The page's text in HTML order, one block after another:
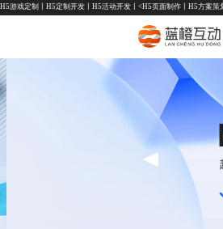
H5游戏定制 H5定制开发 H5活动开发 丨<H5页面制作 H5方案策